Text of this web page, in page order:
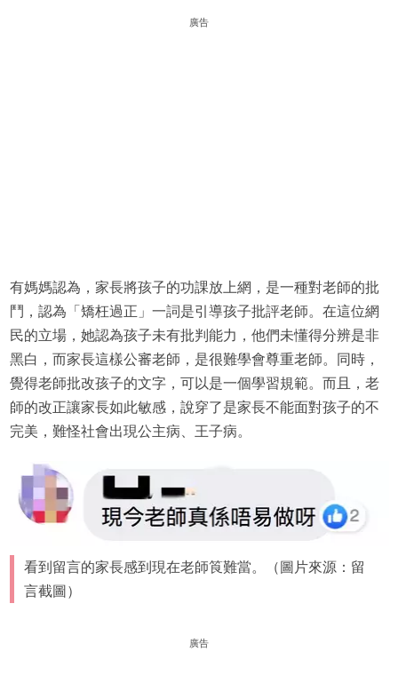
廣告
有媽媽認為，家長將孩子的功課放上網，是一種對老師的批
鬥，認為「矯枉過正」一詞是引導孩子批評老師。在這位網
民的立場，她認為孩子未有批判能力，他們未懂得分辨是非
黑白，而家長這樣公審老師，是很難學會尊重老師。同時，
覺得老師批改孩子的文字，可以是一個學習規範。而且，老
師的改正讓家長如此敏感，說穿了是家長不能面對孩子的不
完美，難怪社會出現公主病、王子病。
看到留言的家長感到現在老師筤難當。（圖片來源：留
言截圖）
廣告